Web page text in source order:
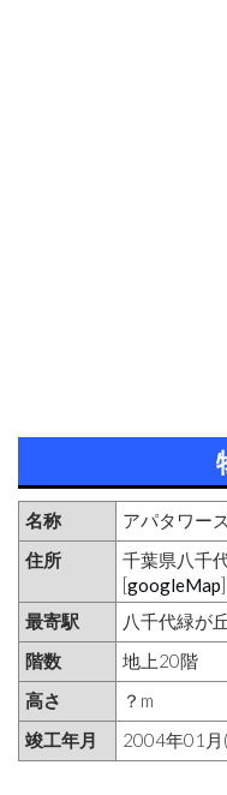
名称
アパタワー
住所
千葉県八千
[googleMap
最寄駅
八千代緑が丘
階数
地上20階
高さ
？m
竣工年月
2004年01月